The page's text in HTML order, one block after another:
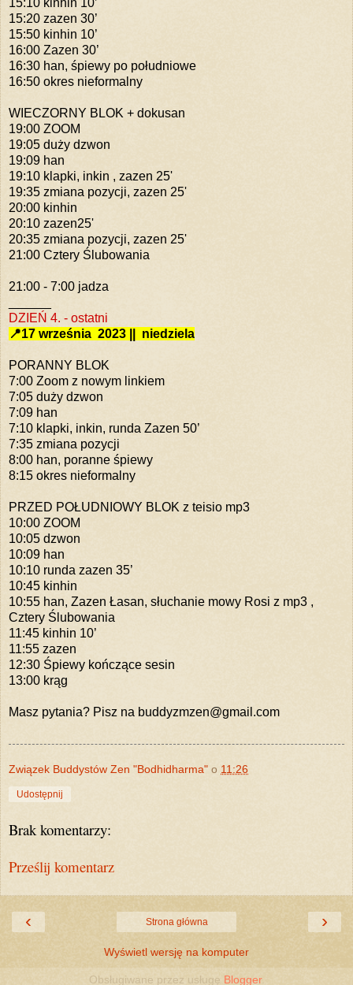
15:10 kinhin 10’
15:20 zazen 30’
15:50 kinhin 10’
16:00 Zazen 30’
16:30 han, śpiewy po południowe
16:50 okres nieformalny
WIECZORNY BLOK + dokusan
19:00 ZOOM
19:05 duży dzwon
19:09 han
19:10 klapki, inkin , zazen 25'
19:35 zmiana pozycji, zazen 25'
20:00 kinhin
20:10 zazen25'
20:35 zmiana pozycji, zazen 25'
21:00 Cztery Ślubowania
21:00 - 7:00 jadza
DZIEŃ 4. - ostatni
📍17 września 2023 || niedziela
PORANNY BLOK
7:00 Zoom z nowym linkiem
7:05 duży dzwon
7:09 han
7:10 klapki, inkin, runda Zazen 50’
7:35 zmiana pozycji
8:00 han, poranne śpiewy
8:15 okres nieformalny
PRZED POŁUDNIOWY BLOK z teisio mp3
10:00 ZOOM
10:05 dzwon
10:09 han
10:10 runda zazen 35’
10:45 kinhin
10:55 han, Zazen Łasan, słuchanie mowy Rosi z mp3 ,
Cztery Ślubowania
11:45 kinhin 10’
11:55 zazen
12:30 Śpiewy kończące sesin
13:00 krąg
Masz pytania? Pisz na buddyzmzen@gmail.com
Związek Buddystów Zen "Bodhidharma" o 11:26
Udostępnij
Brak komentarzy:
Prześlij komentarz
‹ ›
Strona główna
Wyświetl wersję na komputer
Obsługiwane przez usługę Blogger.